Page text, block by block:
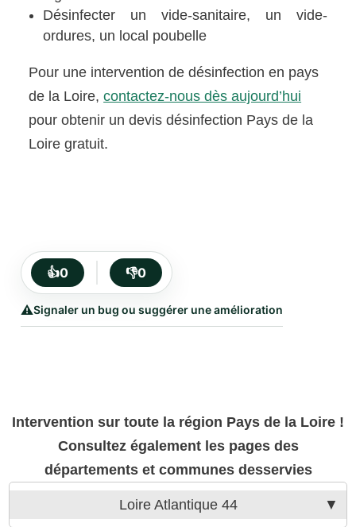
Désinfecter un vide-sanitaire, un vide-
ordures, un local poubelle
Pour une intervention de désinfection en pays
de la Loire,contactez-nous dès aujourd’hui
pour obtenir un devis désinfection Pays de la
Loire gratuit.
👍0 👎0
⚠️Signaler un bug ou suggérer une amélioration
Intervention sur toute la région Pays de la Loire !
Consultez également les pages des
départements et communes desservies
Loire Atlantique 44